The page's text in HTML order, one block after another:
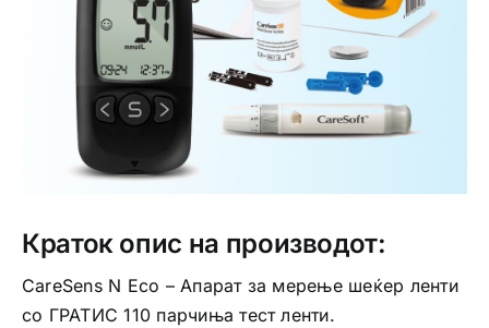
Медицински апрати
Нега на кожа
Краток опис на производот:
CareSens N Eco – Апарат за мерење шеќер ленти
со ГРАТИС 110 парчиња тест ленти.